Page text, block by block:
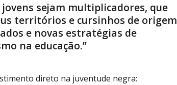
jovens sejam multiplicadores, que
territórios e cursinhos de origem
e novas estratégias de
na educação.”
direto na juventude negra: